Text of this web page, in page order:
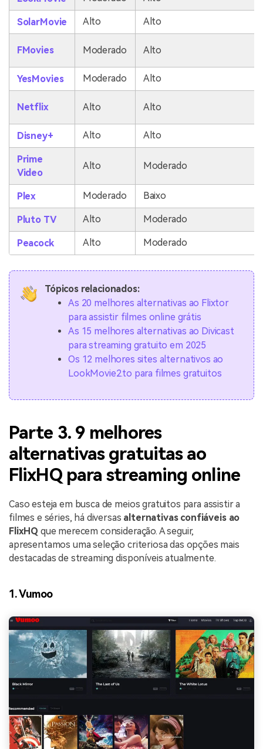
SolarMovie Alto Alto
FMovies Moderado Alto
YesMovies Moderado Alto
Netflix Alto Alto
Disney+ Alto Alto
Prime
Video
Alto Moderado
Plex Moderado Baixo
Pluto TV Alto Moderado
Peacock Alto Moderado
Tópicos relacionados:
As 20 melhores alternativas ao Flixtor
para assistir filmes online grátis
As 15 melhores alternativas ao Divicast
para streaming gratuito em 2025
Os 12 melhores sites alternativos ao
LookMovie2.to para filmes gratuitos
Parte 3. 9 melhores
alternativas gratuitas ao
FlixHQ para streaming online
Caso esteja em busca de meios gratuitos para assistir a
filmes e séries, há diversas alternativas confiáveis ao
FlixHQ que merecem consideração. A seguir,
apresentamos uma seleção criteriosa das opções mais
destacadas de streaming disponíveis atualmente.
1. Vumoo